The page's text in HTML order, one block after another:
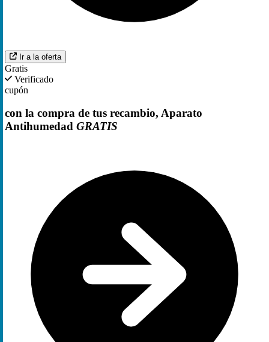
Ir a la oferta
Gratis
Verificado
cupón
con la compra de tus recambio, Aparato
Antihumedad GRATIS